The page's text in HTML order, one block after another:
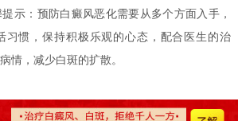
提示：预防白癜风恶化需要从多个方面入手，
习惯，保持积极乐观的心态，配合医生的治
情，减少白斑的扩散。